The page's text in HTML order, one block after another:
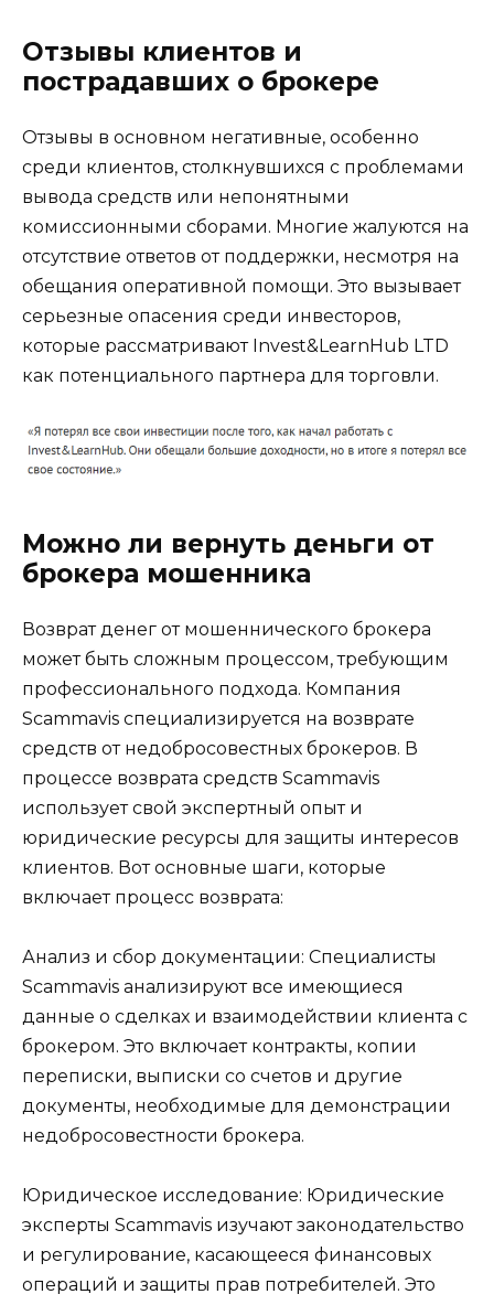
Отзывы клиентов и
пострадавших о брокере
Отзывы в основном негативные, особенно
среди клиентов, столкнувшихся с проблемами
вывода средств или непонятными
комиссионными сборами. Многие жалуются на
отсутствие ответов от поддержки, несмотря на
обещания оперативной помощи. Это вызывает
серьезные опасения среди инвесторов,
которые рассматривают Invest&LearnHub LTD
как потенциального партнера для торговли.
Можно ли вернуть деньги от
брокера мошенника
Возврат денег от мошеннического брокера
может быть сложным процессом, требующим
профессионального подхода. Компания
Scammavis специализируется на возврате
средств от недобросовестных брокеров. В
процессе возврата средств Scammavis
использует свой экспертный опыт и
юридические ресурсы для защиты интересов
клиентов. Вот основные шаги, которые
включает процесс возврата:
Анализ и сбор документации: Специалисты
Scammavis анализируют все имеющиеся
данные о сделках и взаимодействии клиента с
брокером. Это включает контракты, копии
переписки, выписки со счетов и другие
документы, необходимые для демонстрации
недобросовестности брокера.
Юридическое исследование: Юридические
эксперты Scammavis изучают законодательство
и регулирование, касающееся финансовых
операций и защиты прав потребителей. Это